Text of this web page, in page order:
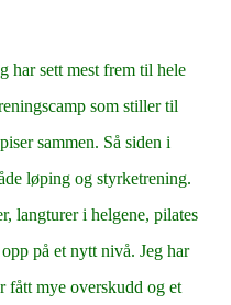
har sett mest frem til hele
som stiller til
sammen. Så siden i
løping og styrketrening.
langturer i helgene, pilates
på et nytt nivå. Jeg har
fått mye overskudd og et